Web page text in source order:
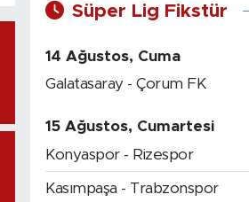
Süper Lig Fikstür
14 Ağustos, Cuma
Galatasaray - Çorum FK
15 Ağustos, Cumartesi
Konyaspor - Rizespor
Kasımpaşa - Trabzonspor